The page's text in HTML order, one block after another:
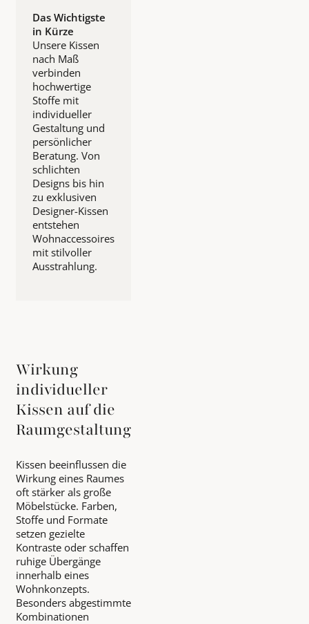
Das Wichtigste
in Kürze
Unsere Kissen
nach Maß
verbinden
hochwertige
Stoffe mit
individueller
Gestaltung und
persönlicher
Beratung. Von
schlichten
Designs bis hin
zu exklusiven
Designer-Kissen
entstehen
Wohnaccessoires
mit stilvoller
Ausstrahlung.
Wirkung
individueller
Kissen auf die
Raumgestaltung
Kissen beeinflussen die
Wirkung eines Raumes
oft stärker als große
Möbelstücke. Farben,
Stoffe und Formate
setzen gezielte
Kontraste oder schaffen
ruhige Übergänge
innerhalb eines
Wohnkonzepts.
Besonders abgestimmte
Kombinationen